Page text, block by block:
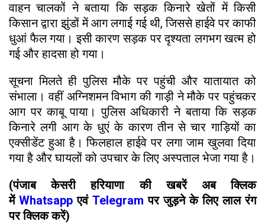
वाहन चालकों ने बताया कि सड़क किनारे खेतों में किसी
किसान द्वारा झुंडों में आग लगाई गई थी, जिससे हाईवे पर काफी
धुआं फैल गया। इसी कारण सड़क पर दृश्यता लगभग खत्म हो
गई और हादसा हो गया।
सूचना मिलते ही पुलिस मौके पर पहुंची और यातायात को
संभाला। वहीं अग्निशमन विभाग की गाड़ी ने मौके पर पहुंचकर
आग पर काबू पाया। पुलिस अधिकारी ने बताया कि सड़क
किनारे लगी आग के धुएं के कारण तीन से चार गाड़ियों का
एक्सीडेंट हुआ है। फिलहाल हाईवे पर लगा जाम खुलवा दिया
गया है और घायलों को उपचार के लिए अस्पताल भेजा गया है।
(पंजाब केसरी हरियाणा की खबरें अब क्लिक
में Whatsappएवं Telegram पर जुड़ने के लिए लाल रंग
पर क्लिक करें)